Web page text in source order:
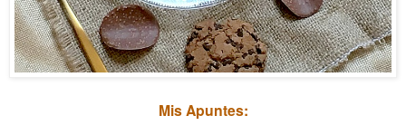
Mis Apuntes: